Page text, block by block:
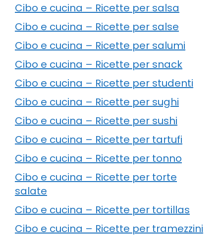
Cibo e cucina – Ricette per salsa
Cibo e cucina – Ricette per salse
Cibo e cucina – Ricette per salumi
Cibo e cucina – Ricette per snack
Cibo e cucina – Ricette per studenti
Cibo e cucina – Ricette per sughi
Cibo e cucina – Ricette per sushi
Cibo e cucina – Ricette per tartufi
Cibo e cucina – Ricette per tonno
Cibo e cucina – Ricette per torte
salate
Cibo e cucina – Ricette per tortillas
Cibo e cucina – Ricette per tramezzini